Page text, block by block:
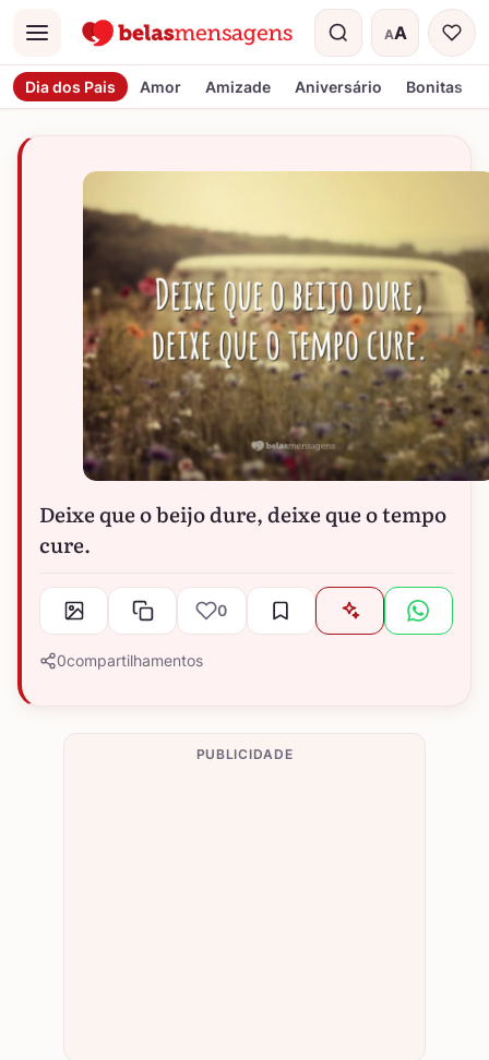
Menu AA
Tamanho do
Dia dos Pais Amor Amizade Aniversário Bonitas
Deixe que o beijo dure, deixe que o tempo
cure.
0
0compartilhamentos
PUBLICIDADE